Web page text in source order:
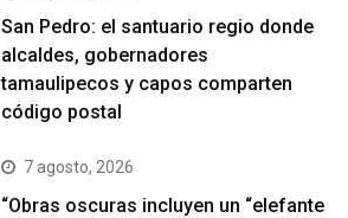
San Pedro: el santuario regio donde
alcaldes, gobernadores
tamaulipecos y capos comparten
código postal
7 agosto, 2026
“Obras oscuras incluyen un “elefante